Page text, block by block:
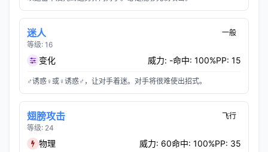
迷人
等级: 16
一般
变化 威力: -命中: 100%PP: 15
♂诱惑♀或♀诱惑♂，让对手着迷。对手将很难使出招式。
翅膀攻击
等级: 24
飞行
物理 威力: 60命中: 100%PP: 35